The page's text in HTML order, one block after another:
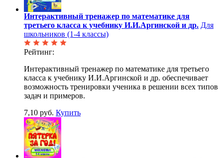
Интерактивный тренажер по математике для
третьего класса к учебнику И.И.Аргинской и др. Для
школьников (1-4 классы)
Рейтинг:
Интерактивный тренажер по математике для третьего
класса к учебнику И.И.Аргинской и др. обеспечивает
возможность тренировки ученика в решении всех типов
задач и примеров.
7,10 руб. Купить